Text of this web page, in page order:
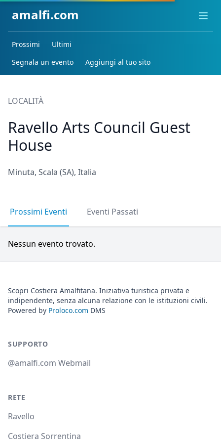
amalfi.com
Prossimi
Ultimi
Segnala un evento
Aggiungi al tuo sito
LOCALITÀ
Ravello Arts Council Guest
House
Minuta, Scala (SA), Italia
Prossimi Eventi Eventi Passati
Nessun evento trovato.
Scopri Costiera Amalfitana. Iniziativa turistica privata e
indipendente, senza alcuna relazione con le istituzioni civili.
Powered by Proloco.com DMS
SUPPORTO
@amalfi.com Webmail
RETE
Ravello
Costiera Sorrentina